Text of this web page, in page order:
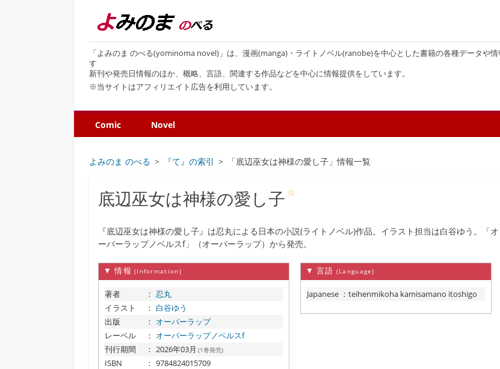
「よみのま のべる(yominoma novel)」は、漫画(manga)・ライトノベル(ranobe)を中心とした書籍の各種データや
す
新刊や発売日情報のほか、概略、言語、関連する作品などを中心に情報提供をしています。
※当サイトはアフィリエイト広告を利用しています。
Comic Novel
よみのま のべる 『て』の索引 「底辺巫女は神様の愛し子」情報一覧
底辺巫女は神様の愛し子 ☆
『底辺巫女は神様の愛し子』は忍丸による日本の小説(ライトノベル)作品。イラスト担当は白谷ゆう。「オ
ーバーラップノベルスf」（オーバーラップ）から発売。
▼ 情報 (Information)
著者 ： 忍丸
イラスト
： 白谷ゆう
出版
： オーバーラップ
レーベル
： オーバーラップノベルスf
刊行期間
： 2026年03月 (1巻発売)
ISBN ： 9784824015709
▼ 言語 (Language)
Japanese ：teihenmikoha kamisamano itoshigo